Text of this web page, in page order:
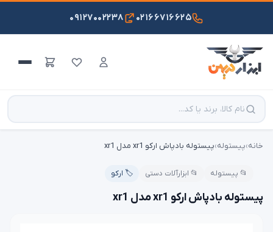
۰۲۱۶۶۷۱۶۶۲۵ ۰۹۱۲۷۰۰۲۲۳۸
خانه›پیستوله›پیستوله بادپاش ارکو xr1 مدل xr1
📂 پیستوله 📂 ابزارآلات دستی 🏷️ ارکو
پیستوله بادپاش ارکو xr1 مدل xr1